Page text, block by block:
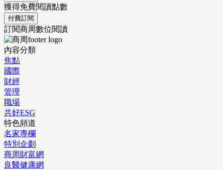
獲得免費閱讀點數
付費訂閱
訂閱商周數位閱讀
內容分類
焦點
國際
財經
管理
職場
共好ESG
特色頻道
名家專欄
特別企劃
商周財富網
良醫健康網